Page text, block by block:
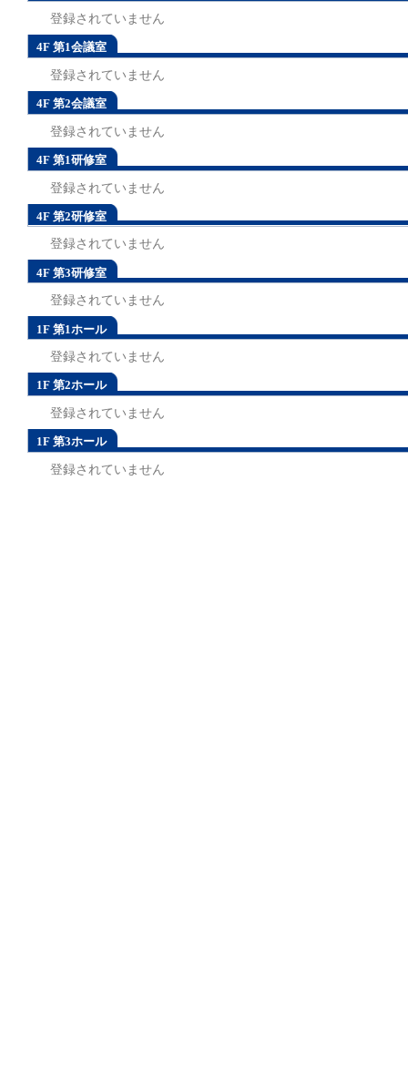
登録されていません
4F 第1会議室
登録されていません
4F 第2会議室
登録されていません
4F 第1研修室
登録されていません
4F 第2研修室
登録されていません
4F 第3研修室
登録されていません
1F 第1ホール
登録されていません
1F 第2ホール
登録されていません
1F 第3ホール
登録されていません